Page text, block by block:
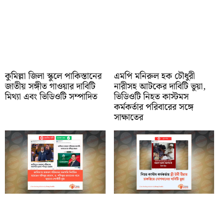
কুমিল্লা জিলা স্কুলে পাকিস্তানের
জাতীয় সঙ্গীত গাওয়ার দাবিটি
মিথ্যা এবং ভিডিওটি সম্পাদিত
এমপি মনিরুল হক চৌধুরী
নারীসহ আটকের দাবিটি ভুয়া,
ভিডিওটি নিহত কাস্টমস
কর্মকর্তার পরিবারের সঙ্গে
সাক্ষাতের